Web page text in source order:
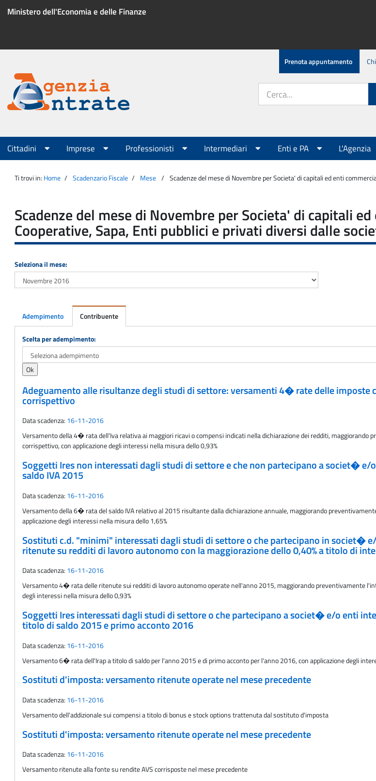
Ministero dell'Economia e delle Finanze
Menu
servizio
Prenota appuntamento
Agenzia
Entrate
sito:
Menu
principale
Cittadini Imprese Professionisti Intermediari Enti e PA L'Agenzia
Ti trovi in: Home Scadenzario Fiscale Mese Scadenze del mese di Novembre per Societa' di capitali ed enti
Scadenze del mese di Novembre per Societa' di capitali
Cooperative, Sapa, Enti pubblici e privati diversi dalle
Seleziona il mese:
Adempimento Contribuente
Adempimento
Scelta per adempimento:
Adeguamento alle risultanze degli studi di settore: versamenti 4� rate delle imposte
corrispettivo
Data scadenza: 16-11-2016
Versamento della 4� rata dell'Iva relativa ai maggiori ricavi o compensi indicati nella dichiarazione dei redditi,
corrispettivo, con applicazione degli interessi nella misura dello 0,93%
Soggetti Ires non interessati dagli studi di settore e che non partecipano a societ�
saldo IVA 2015
Data scadenza: 16-11-2016
Versamento della 6� rata del saldo IVA relativo al 2015 risultante dalla dichiarazione annuale, maggiorando
applicazione degli interessi nella misura dello 1,65%
Sostituti c.d. "minimi" interessati dagli studi di settore o che partecipano in societ�
ritenute su redditi di lavoro autonomo con la maggiorazione dello 0,40% a titolo di
Data scadenza: 16-11-2016
Versamento 4� rata delle ritenute sui redditi di lavoro autonomo operate nell'anno 2015, maggiorando preventivamente
degli interessi nella misura dello 0,93%
Soggetti Ires interessati dagli studi di settore o che partecipano a societ� e/o enti
titolo di saldo 2015 e primo acconto 2016
Data scadenza: 16-11-2016
Versamento 6� rata dell'Irap a titolo di saldo per l'anno 2015 e di primo acconto per l'anno 2016, con applicazione degli
Sostituti d'imposta: versamento ritenute operate nel mese precedente
Data scadenza: 16-11-2016
Versamento dell'addizionale sui compensi a titolo di bonus e stock options trattenuta dal sostituto d'imposta
Sostituti d'imposta: versamento ritenute operate nel mese precedente
Data scadenza: 16-11-2016
Versamento ritenute alla fonte su rendite AVS corrisposte nel mese precedente